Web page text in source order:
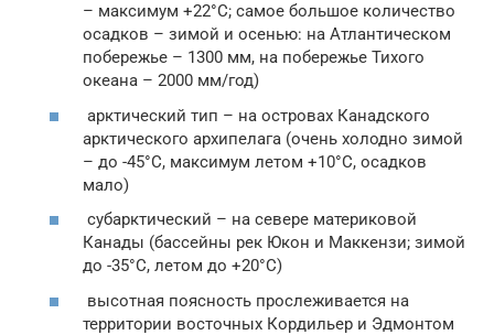
– максимум +22°C; самое большое количество
осадков – зимой и осенью: на Атлантическом
побережье – 1300 мм, на побережье Тихого
океана – 2000 мм/год)
арктический тип – на островах Канадского
арктического архипелага (очень холодно зимой
– до -45°C, максимум летом +10°C, осадков
мало)
субарктический – на севере материковой
Канады (бассейны рек Юкон и Маккензи; зимой
до -35°C, летом до +20°C)
высотная поясность прослеживается на
территории восточных Кордильер и Эдмонтом